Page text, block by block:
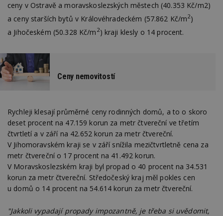
ceny v Ostravě a moravskoslezských městech (40.353 Kč/m2)
a ceny starších bytů v Královéhradeckém (57.862 Kč/m2)
a Jihočeském (50.328 Kč/m 2) kraji klesly o 14 procent.
Ceny nemovitostí
Rychleji klesají průměrné ceny rodinných domů, a to o skoro
deset procent na 47.159 korun za metr čtvereční ve třetím
čtvrtletí a v září na 42.652 korun za metr čtvereční.
V Jihomoravském kraji se v září snížila mezičtvrtletně cena za
metr čtvereční o 17 procent na 41.492 korun.
V Moravskoslezském kraji byl propad o 40 procent na 34.531
korun za metr čtvereční. Středočeský kraj měl pokles cen
u domů o 14 procent na 54.614 korun za metr čtvereční.
"Jakkoli vypadají propady impozantně, je třeba si uvědomit,